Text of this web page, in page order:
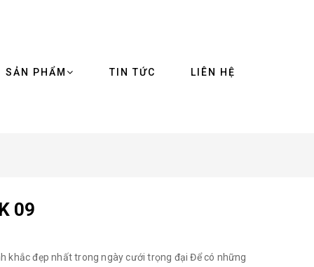
SẢN PHẨM TIN TỨC LIÊN HỆ
09
khắc đẹp nhất trong ngày cưới trọng đại Để có những